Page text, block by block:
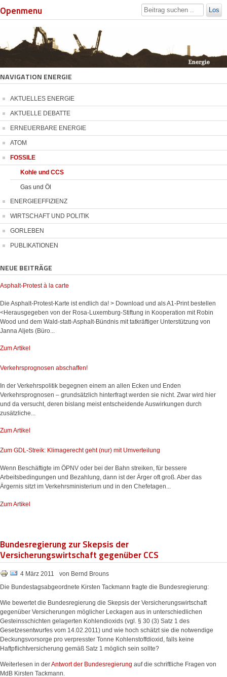
Openmenu Los
NAVIGATION ENERGIE
AKTUELLES ENERGIE
AKTUELLE DEBATTE
ERNEUERBARE ENERGIE
ATOM
FOSSILE
Kohle und CCS
Gas und Öl
ENERGIEEFFIZIENZ
WIRTSCHAFT UND POLITIK
GORLEBEN
PUBLIKATIONEN
NEUE BEITRÄGE
Asphalt-Protest à la carte
Die Asphalt-Protest-Karte ist endlich da! > Download und als A1-Print bestellen
<Herausgegeben von der Rosa-Luxemburg-Stiftung in Kooperation mit Robin
Wood und dem Wald-statt-Asphalt-Bündnis mit tatkräftiger Unterstützung von
Janna Aljets (Büro...
Zum Artikel
Verkehrsprognosen abschaffen!
In der Verkehrspolitik begegnen einem an allen Ecken und Enden
Verkehrsprognosen – grundsätzlich hinterfragt werden sie nicht. Zwar wird hier
und da versucht, deren bislang meist entscheidende Auswirkungen durch
zusätzliche...
Zum Artikel
Zum GDL-Streik: Klimagerecht geht (nur) mit Umverteilung
Wenn Beschäftigte im ÖPNV oder bei der Bahn streiken, für bessere
Arbeitsbedingungen und Bezahlung, dann ist der Ärger oft groß. Aber das
Ärgernis sitzt im Verkehrsministerium und in den Chefetagen...
Zum Artikel
Bundesregierung zur Skepsis der
Versicherungswirtschaft gegenüber CCS
4 März 2011
von Bernd Brouns
Die Bundestagsabgeordnete Kirsten Tackmann fragte die Bundesregierung:
Wie bewertet die Bundesregierung die Skepsis der Versicherungswirtschaft
gegenüber Versicherungen möglicher Leckagen aus in unterschiedlichen
Gesteinsschichten gelagerten Kohlendioxids (vgl. § 30 (3) Satz 1 des
Gesetzesentwurfes vom 14.02.2011) und wie hoch schätzt sie die notwendige
Deckungsvorsorge pro verpresster Tonne Kohlenstoffdioxid, falls keine
Haftpflichtversicherung gemäß Satz 1 möglich sein sollte?
Weiterlesen in derAntwort der Bundesregierung auf die schriftliche Fragen von
MdB Kirsten Tackmann.